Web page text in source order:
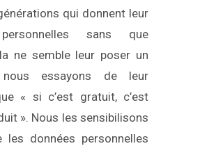
qui donnent leur
sans que
ne semble leur poser un
nous essayons de leur
« si c’est gratuit, c’est
». Nous les sensibilisons
données personnelles